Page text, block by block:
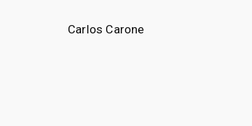
Carlos Carone